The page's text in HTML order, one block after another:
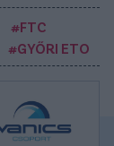
#FTC
#GYŐRI ETO